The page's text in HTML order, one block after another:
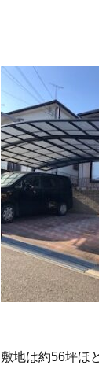
敷地は約56坪ほ